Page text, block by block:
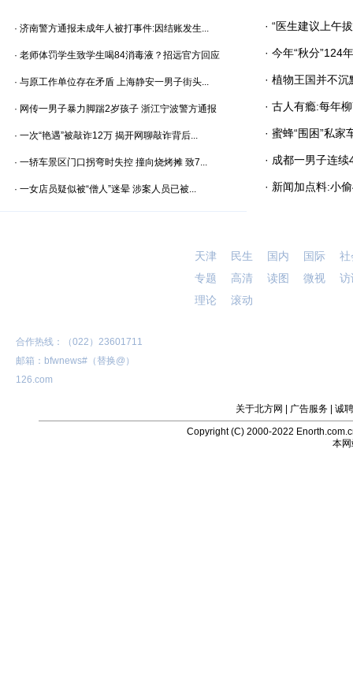
· 济南警方通报未成年人被打事件:因结账发生...
· 老师体罚学生致学生喝84消毒液？招远官方回应
· 与原工作单位存在矛盾 上海静安一男子街头...
· 网传一男子暴力脚踹2岁孩子 浙江宁波警方通报
· 一次“艳遇”被敲诈12万 揭开网聊敲诈背后...
· 一轿车景区门口拐弯时失控 撞向烧烤摊 致7...
· 一女店员疑似被“僧人”迷晕 涉案人员已被...
· “医生建议上午
· 今年“秋分”124
· 植物王国并不沉
· 古人有瘾:每年
· 蜜蜂“围困”私家
· 成都一男子连
· 新闻加点料:小
合作热线：（022）23601711
邮箱：bfwnews#（替换@）
126.com
天津 民生 国内 国际
社
专题
高清 读图 微视
访
理论
滚动
关于北方网 广告服务 诚
Copyright (C) 2000-2022
本